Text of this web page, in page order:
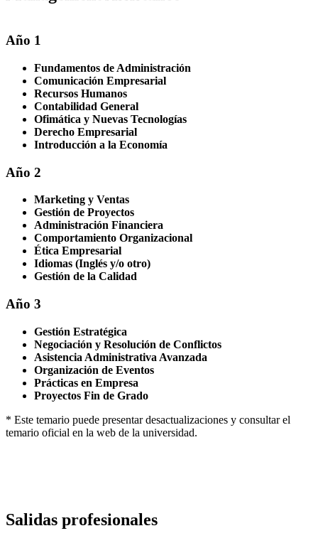
Año 1
Fundamentos de Administración
Comunicación Empresarial
Recursos Humanos
Contabilidad General
Ofimática y Nuevas Tecnologías
Derecho Empresarial
Introducción a la Economía
Año 2
Marketing y Ventas
Gestión de Proyectos
Administración Financiera
Comportamiento Organizacional
Ética Empresarial
Idiomas (Inglés y/o otro)
Gestión de la Calidad
Año 3
Gestión Estratégica
Negociación y Resolución de Conflictos
Asistencia Administrativa Avanzada
Organización de Eventos
Prácticas en Empresa
Proyectos Fin de Grado
* Este temario puede presentar desactualizaciones y consultar el
temario oficial en la web de la universidad.
Salidas profesionales